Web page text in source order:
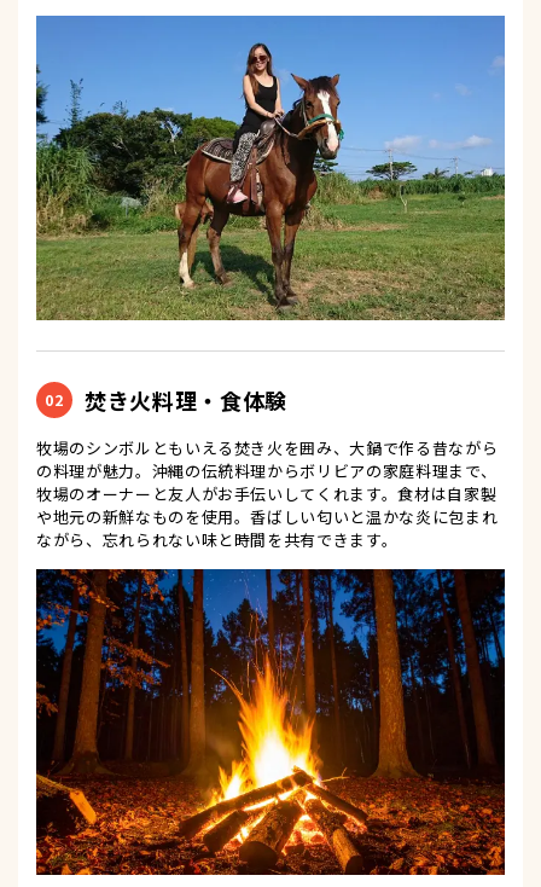
02 焚き火料理・食体験
牧場のシンボルともいえる焚き火を囲み、大鍋で作る昔ながら
の料理が魅力。沖縄の伝統料理からボリビアの家庭料理まで、
牧場のオーナーと友人がお手伝いしてくれます。食材は自家製
や地元の新鮮なものを使用。香ばしい匂いと温かな炎に包まれ
ながら、忘れられない味と時間を共有できます。